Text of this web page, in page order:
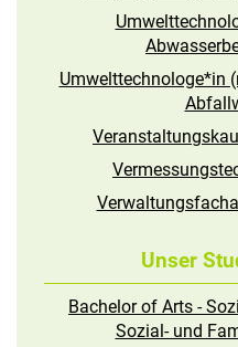
Umwelttechnologe*in
Unser
Bachelor of Arts -
Sozial- und